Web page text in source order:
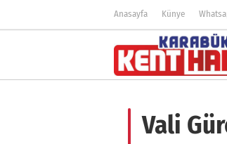
Anasayfa Künye
Vali